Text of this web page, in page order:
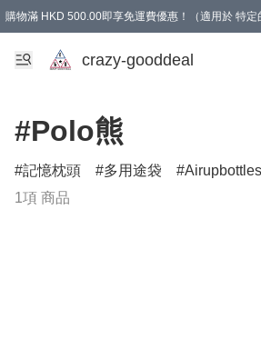
購物滿 HKD 500.00即享免運費優惠！（適用於 特定
成為會員可享免費禮品
crazy-gooddeal
#Polo熊
記憶枕頭 多用途袋 Airupbottles
1項 商品